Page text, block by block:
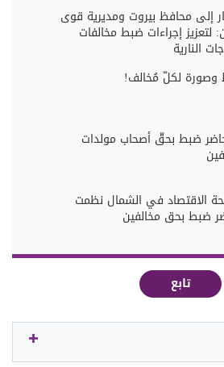
إلى محافظ بيروت ومديرية قوى
لتعزيز إجراءات ضبط مخالفات
النارية
لكلّ مُخالف!
ضبط بحقّ أصحاب مولدات
الاقتصاد في الشمال نظمت
ضبط بحق مخالفين
تابع